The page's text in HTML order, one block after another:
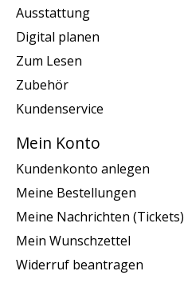
Ausstattung
Digital planen
Zum Lesen
Zubehör
Kundenservice
Mein Konto
Kundenkonto anlegen
Meine Bestellungen
Meine Nachrichten (Tickets)
Mein Wunschzettel
Widerruf beantragen